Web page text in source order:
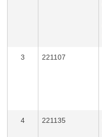
3 221107
4 221135